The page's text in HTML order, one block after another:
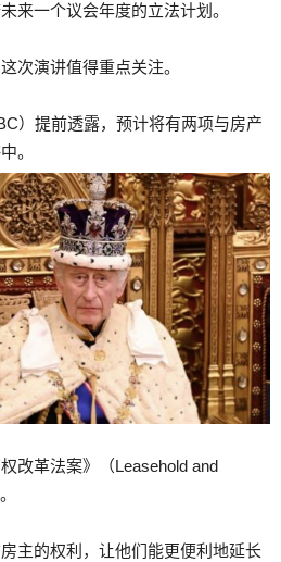
来一个议会年度的立法计划。
次演讲值得重点关注。
）提前透露，预计将有两项与房产
。
改革法案》（Leasehold and
主的权利，让他们能更便利地延长